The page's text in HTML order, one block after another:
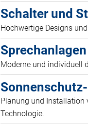
Schalter und
Hochwertige Designs
Sprechanlagen
Moderne und individuell
Planung und Installation
Technologie.